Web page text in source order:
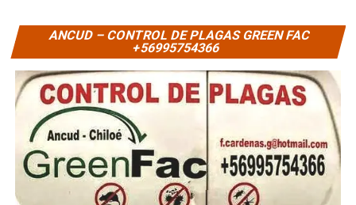
ANCUD – CONTROL DE PLAGAS GREEN FAC
+56995754366